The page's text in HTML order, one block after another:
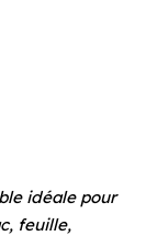
idéale pour
feuille,